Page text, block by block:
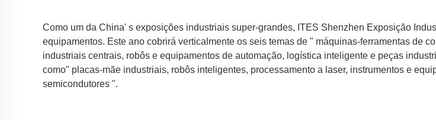
Como um da China' s exposições industriais super-grandes, ITES Shenzhen Exposição
equipamentos. Este ano cobrirá verticalmente os seis temas de " máquinas-ferramentas de
industriais centrais, robôs e equipamentos de automação, logística inteligente e peças
como" placas-mãe industriais, robôs inteligentes, processamento a laser, instrumentos e
semicondutores ".